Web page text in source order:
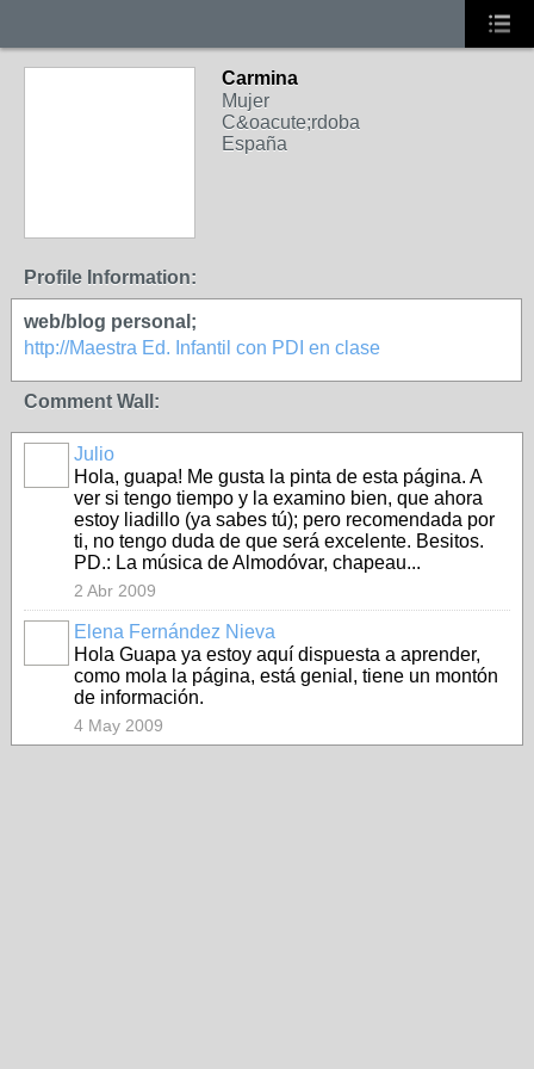
Carmina
Mujer
C&oacute;rdoba
España
Profile Information:
web/blog personal;
http://Maestra Ed. Infantil con PDI en clase
Comment Wall:
Julio
Hola, guapa! Me gusta la pinta de esta página. A
ver si tengo tiempo y la examino bien, que ahora
estoy liadillo (ya sabes tú); pero recomendada por
ti, no tengo duda de que será excelente. Besitos.
PD.: La música de Almodóvar, chapeau...
2 Abr 2009
Elena Fernández Nieva
Hola Guapa ya estoy aquí dispuesta a aprender,
como mola la página, está genial, tiene un montón
de información.
4 May 2009